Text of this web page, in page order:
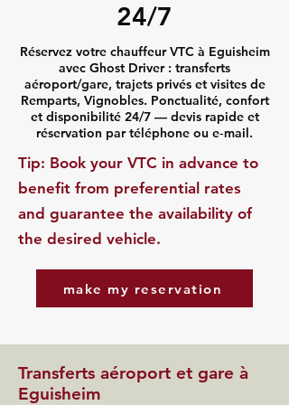
24/7
Réservez votre chauffeur VTC à Eguisheim
avec Ghost Driver : transferts
aéroport/gare, trajets privés et visites de
Remparts, Vignobles. Ponctualité, confort
et disponibilité 24/7 — devis rapide et
réservation par téléphone ou e‑mail.
​Tip: Book your VTC in advance to
benefit from preferential rates
and guarantee the availability of
the desired vehicle.
make my reservation
Transferts aéroport et gare à
Eguisheim